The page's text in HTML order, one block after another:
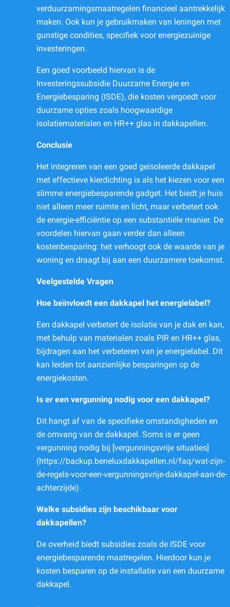
verduurzamingsmaatregelen financieel aantrekkelijk
maken. Ook kun je gebruikmaken van leningen met
gunstige condities, specifiek voor energiezuinige
investeringen.
Een goed voorbeeld hiervan is de
Investeringssubsidie Duurzame Energie en
Energiebesparing (ISDE), die kosten vergoedt voor
duurzame opties zoals hoogwaardige
isolatiematerialen en HR++ glas in dakkapellen.
Conclusie
Het integreren van een goed geïsoleerde dakkapel
met effectieve kierdichting is als het kiezen voor een
slimme energiebesparende gadget. Het biedt je huis
niet alleen meer ruimte en licht, maar verbetert ook
de energie-efficiëntie op een substantiële manier. De
voordelen hiervan gaan verder dan alleen
kostenbesparing: het verhoogt ook de waarde van je
woning en draagt bij aan een duurzamere toekomst.
Veelgestelde Vragen
Hoe beïnvloedt een dakkapel het energielabel?
Een dakkapel verbetert de isolatie van je dak en kan,
met behulp van materialen zoals PIR en HR++ glas,
bijdragen aan het verbeteren van je energielabel. Dit
kan leiden tot aanzienlijke besparingen op de
energiekosten.
Is er een vergunning nodig voor een dakkapel?
Dit hangt af van de specifieke omstandigheden en
de omvang van de dakkapel. Soms is er geen
vergunning nodig bij [vergunningsvrije situaties]
(https://backup.beneluxdakkapellen.nl/faq/wat-zijn-
de-regels-voor-een-vergunningsvrije-dakkapel-aan-de-
achterzijde).
Welke subsidies zijn beschikbaar voor
dakkapellen?
De overheid biedt subsidies zoals de ISDE voor
energiebesparende maatregelen. Hierdoor kun je
kosten besparen op de installatie van een duurzame
dakkapel.